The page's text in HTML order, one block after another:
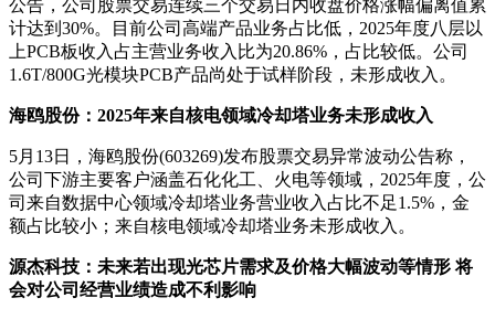
公告，公司股票交易连续三个交易日内收盘价格涨幅偏离值累
计达到30%。目前公司高端产品业务占比低，2025年度八层以
上PCB板收入占主营业务收入比为20.86%，占比较低。公司
1.6T/800G光模块PCB产品尚处于试样阶段，未形成收入。
海鸥股份：2025年来自核电领域冷却塔业务未形成收入
5月13日，海鸥股份(603269)发布股票交易异常波动公告称，
公司下游主要客户涵盖石化化工、火电等领域，2025年度，公
司来自数据中心领域冷却塔业务营业收入占比不足1.5%，金
额占比较小；来自核电领域冷却塔业务未形成收入。
源杰科技：未来若出现光芯片需求及价格大幅波动等情形将
会对公司经营业绩造成不利影响